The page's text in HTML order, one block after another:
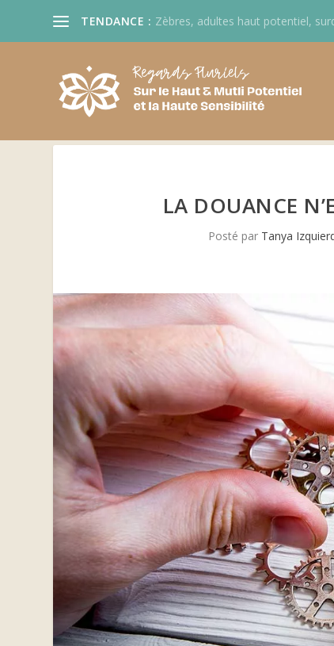
TENDANCE : Zèbres, adultes haut potentiel,
LA DOUANCE
Posté par Tanya